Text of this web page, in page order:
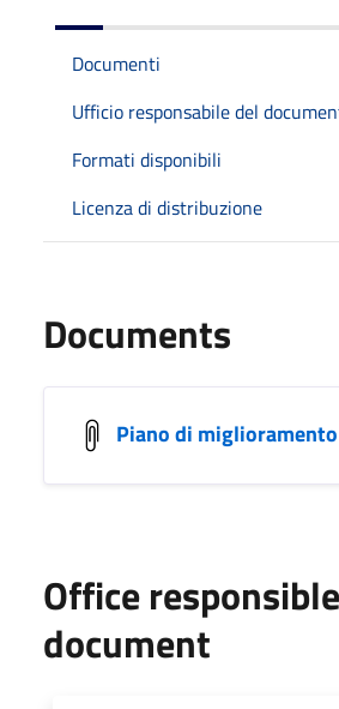
Documenti
Ufficio responsabile del
Formati disponibili
Licenza di distribuzione
Documents
Piano di
Office
document